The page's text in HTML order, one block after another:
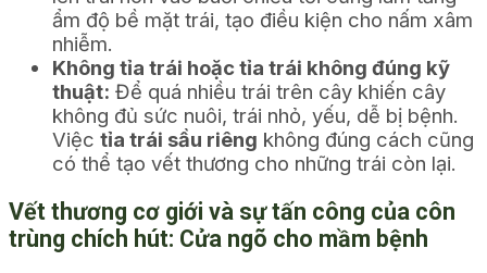
ẩm độ bề mặt trái, tạo điều kiện cho nấm xâm
nhiễm.
Không tỉa trái hoặc tỉa trái không đúng kỹ
thuật: Để quá nhiều trái trên cây khiến cây
không đủ sức nuôi, trái nhỏ, yếu, dễ bị bệnh.
Việc tỉa trái sầu riêng không đúng cách cũng
có thể tạo vết thương cho những trái còn lại.
Vết thương cơ giới và sự tấn công của côn
trùng chích hút: Cửa ngõ cho mầm bệnh